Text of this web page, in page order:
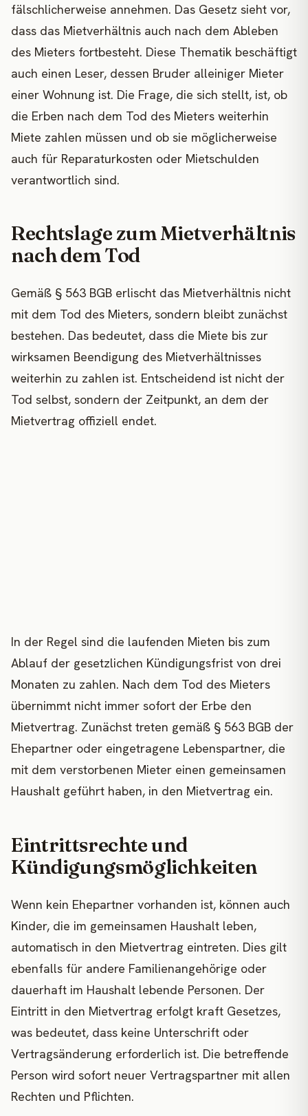
fälschlicherweise annehmen. Das Gesetz sieht vor,
dass das Mietverhältnis auch nach dem Ableben
des Mieters fortbesteht. Diese Thematik beschäftigt
auch einen Leser, dessen Bruder alleiniger Mieter
einer Wohnung ist. Die Frage, die sich stellt, ist, ob
die Erben nach dem Tod des Mieters weiterhin
Miete zahlen müssen und ob sie möglicherweise
auch für Reparaturkosten oder Mietschulden
verantwortlich sind.
Rechtslage zum Mietverhältnis
nach dem Tod
Gemäß § 563 BGB erlischt das Mietverhältnis nicht
mit dem Tod des Mieters, sondern bleibt zunächst
bestehen. Das bedeutet, dass die Miete bis zur
wirksamen Beendigung des Mietverhältnisses
weiterhin zu zahlen ist. Entscheidend ist nicht der
Tod selbst, sondern der Zeitpunkt, an dem der
Mietvertrag offiziell endet.
In der Regel sind die laufenden Mieten bis zum
Ablauf der gesetzlichen Kündigungsfrist von drei
Monaten zu zahlen. Nach dem Tod des Mieters
übernimmt nicht immer sofort der Erbe den
Mietvertrag. Zunächst treten gemäß § 563 BGB der
Ehepartner oder eingetragene Lebenspartner, die
mit dem verstorbenen Mieter einen gemeinsamen
Haushalt geführt haben, in den Mietvertrag ein.
Eintrittsrechte und
Kündigungsmöglichkeiten
Wenn kein Ehepartner vorhanden ist, können auch
Kinder, die im gemeinsamen Haushalt leben,
automatisch in den Mietvertrag eintreten. Dies gilt
ebenfalls für andere Familienangehörige oder
dauerhaft im Haushalt lebende Personen. Der
Eintritt in den Mietvertrag erfolgt kraft Gesetzes,
was bedeutet, dass keine Unterschrift oder
Vertragsänderung erforderlich ist. Die betreffende
Person wird sofort neuer Vertragspartner mit allen
Rechten und Pflichten.